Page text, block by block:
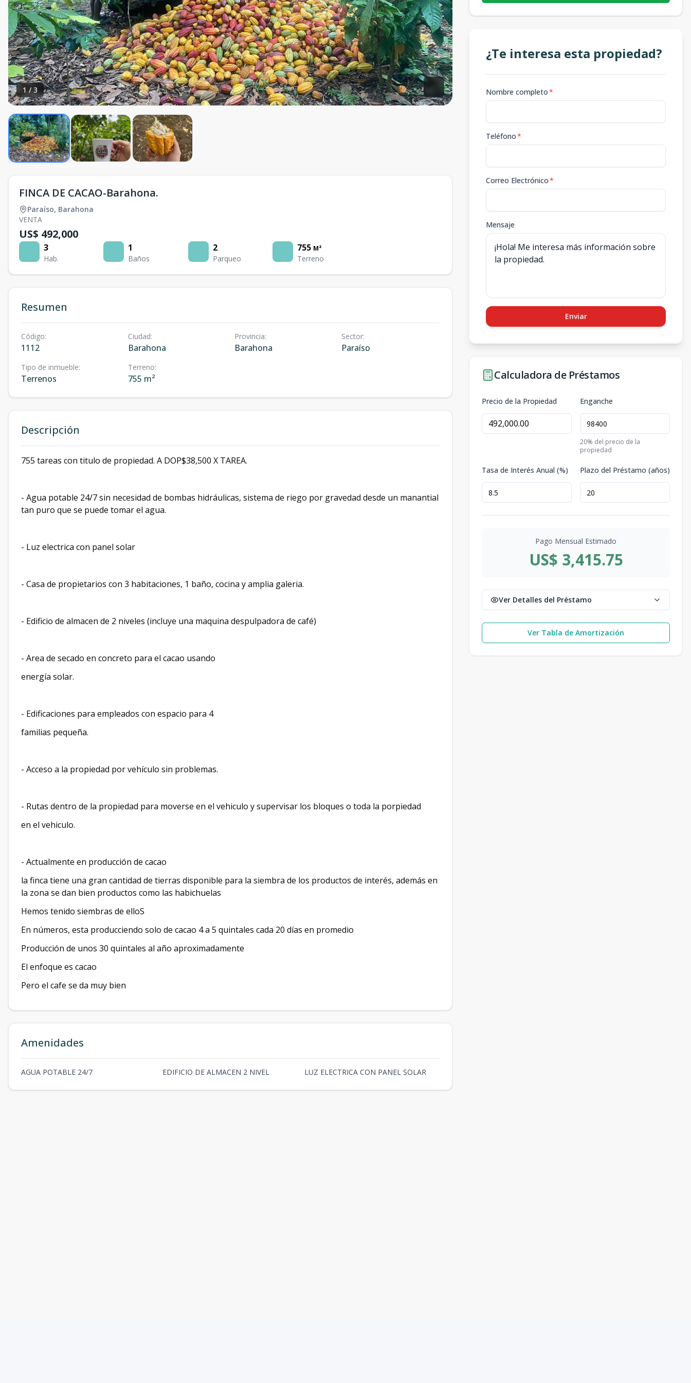
1 / 3
FINCA DE CACAO-Barahona.
Paraíso, Barahona
VENTA
US$ 492,000
3
Hab.
1
Baños
2
Parqueo
755 M²
Terreno
Resumen
Código:
1112
Ciudad:
Barahona
Provincia:
Barahona
Sector:
Paraíso
Tipo de inmueble:
Terrenos
Terreno:
755 m²
Descripción
755 tareas con titulo de propiedad. A DOP$38,500 X TAREA.
- Agua potable 24/7 sin necesidad de bombas hidráulicas, sistema de riego por gravedad desde un manantial
tan puro que se puede tomar el agua.
- Luz electrica con panel solar
- Casa de propietarios con 3 habitaciones, 1 baño, cocina y amplia galeria.
- Edificio de almacen de 2 niveles (incluye una maquina despulpadora de café)
- Area de secado en concreto para el cacao usando
energía solar.
- Edificaciones para empleados con espacio para 4
familias pequeña.
- Acceso a la propiedad por vehículo sin problemas.
- Rutas dentro de la propiedad para moverse en el vehiculo y supervisar los bloques o toda la porpiedad
en el vehiculo.
- Actualmente en producción de cacao
la finca tiene una gran cantidad de tierras disponible para la siembra de los productos de interés, además en
la zona se dan bien productos como las habichuelas
Hemos tenido siembras de elloS
En números, esta producciendo solo de cacao 4 a 5 quintales cada 20 días en promedio
Producción de unos 30 quintales al año aproximadamente
El enfoque es cacao
Pero el cafe se da muy bien
Amenidades
AGUA POTABLE 24/7 EDIFICIO DE ALMACEN 2 NIVEL LUZ ELECTRICA CON PANEL SOLAR
¿Te interesa esta propiedad?
Nombre completo*
Teléfono*
Correo Electrónico*
Mensaje
Enviar
Calculadora de Préstamos
Precio de la Propiedad Enganche
20% del precio de la
propiedad
Tasa de Interés Anual (%) Plazo del Préstamo (años)
Pago Mensual Estimado
US$ 3,415.75
Ver Detalles del Préstamo
Ver Tabla de Amortización